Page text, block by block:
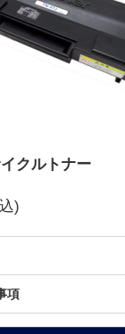
クルトナー
)
項